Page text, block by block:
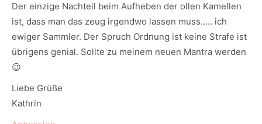
Der einzige Nachteil beim Aufheben der ollen Kamellen
ist, dass man das zeug irgendwo lassen muss….. ich
ewiger Sammler. Der Spruch Ordnung ist keine Strafe ist
übrigens genial. Sollte zu meinem neuen Mantra werden
😉
Liebe Grüße
Kathrin